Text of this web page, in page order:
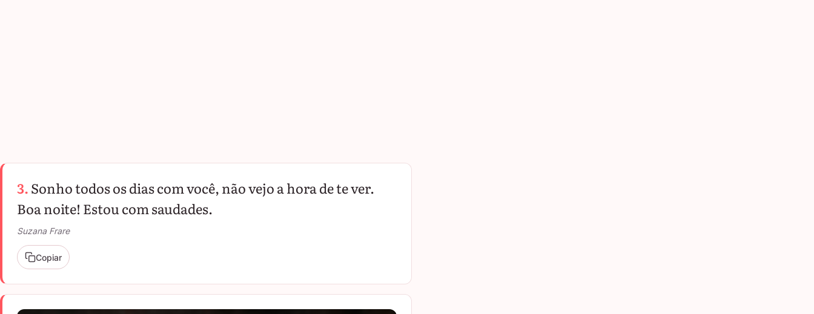
3.Sonho todos os dias com você, não vejo a hora de te ver.
Boa noite! Estou com saudades.
Suzana Frare
Copiar